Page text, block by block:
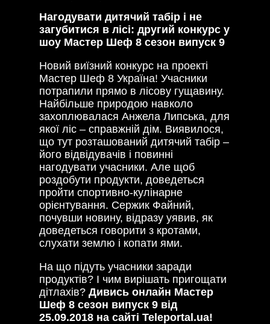
Нагодувати дитячий табір і не
загубитися в лісі: другий конкурс у
шоу Мастер Шеф 8 сезон випуск 9
Новий виїзний конкурс на проекті
Мастер Шеф 8 Україна! Учасники
потрапили прямо в лісову гущавину.
Найбільше природою навколо
захоплювалася Анжела Липська, для
якої ліс – справжній дім. Виявилося,
що тут розташований дитячий табір ­–
його відвідувачів і повинні
нагодувати учасники. Але щоб
роздобути продукти, доведеться
пройти спортивно-кулінарне
орієнтування. Сержик Файний,
почувши новину, відразу уявив, як
доведеться говорити з кротами,
слухати землю і копати ями.
На що підуть учасники заради
продуктів? І чим вирішать пригощати
дітлахів? Дивись онлайн Мастер
Шеф 8 сезон випуск 9 від
25.09.2018 на сайті Teleportal.ua!